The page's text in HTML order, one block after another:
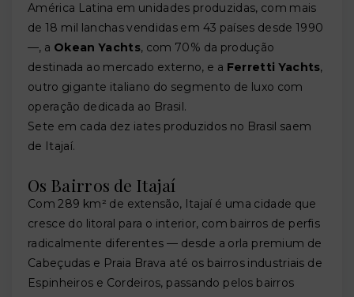
América Latina em unidades produzidas, com mais
de 18 mil lanchas vendidas em 43 países desde 1990
—, a Okean Yachts, com 70% da produção
destinada ao mercado externo, e a Ferretti Yachts,
outro gigante italiano do segmento de luxo com
operação dedicada ao Brasil.
Sete em cada dez iates produzidos no Brasil saem
de Itajaí.
Os Bairros de Itajaí
Com 289 km² de extensão, Itajaí é uma cidade que
cresce do litoral para o interior, com bairros de perfis
radicalmente diferentes — desde a orla premium de
Cabeçudas e Praia Brava até os bairros industriais de
Espinheiros e Cordeiros, passando pelos bairros